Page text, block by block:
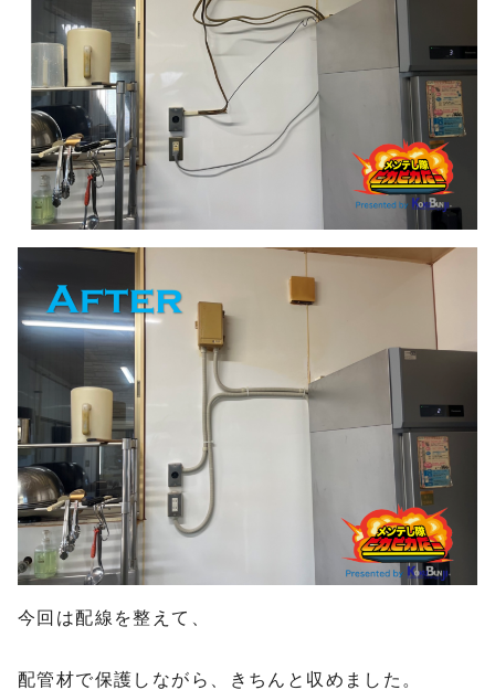
今回は配線を整えて、
配管材で保護しながら、きちんと収めました。